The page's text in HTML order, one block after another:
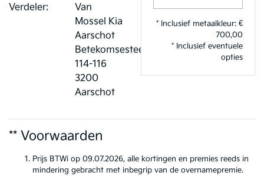
Verdeler:
Van
Mossel Kia
Aarschot
Betekomsesteenweg
114-116
3200
Aarschot
* Inclusief metaalkleur: €
700,00
* Inclusief eventuele
opties
** Voorwaarden
Prijs BTWi op 09.07.2026, alle kortingen en premies reeds in
mindering gebracht met inbegrip van de overnamepremie.